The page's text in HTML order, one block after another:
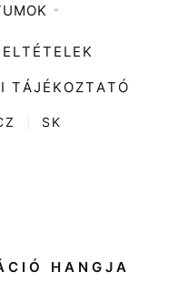
TÁJÉKOZTATÓ
SK
HANGJA